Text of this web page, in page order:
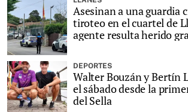
Asesinan a una guardia
tiroteo en el cuartel de
agente resulta herido
DEPORTES
Walter Bouzán y Bertín
el sábado desde la
del Sella